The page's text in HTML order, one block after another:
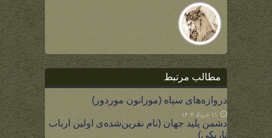
مطالب مرتبط
دروازه‌های سیاه (مورانون موردور)
۱۱ خرداد ۱۴۰۳
دشمن پلید جهان (نام نفرین‌شده‌ی اولین ارباب
تاریکی)